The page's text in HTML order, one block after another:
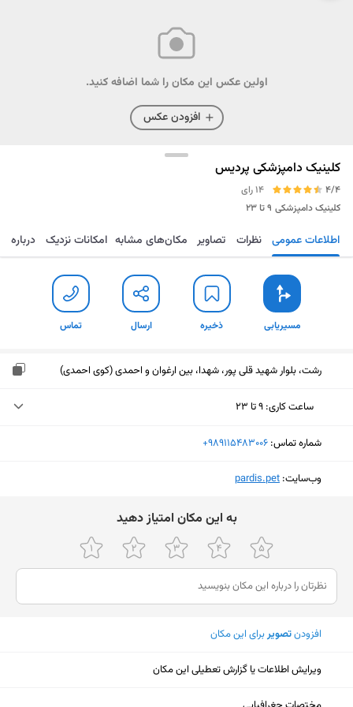
اولین عکس این مکان را شما اضافه کنید.
افزودن عکس
کلینیک دامپزشکی پردیس
4/4
14 رای
کلینیک دامپزشکی ۹ تا ۲۳
مسیریابی ذخیره ارسال تماس اطلاعات عمومی نظرات تصاویر مکان‌های مشابه امکانات نزدیک درباره
مسیریابی ذخیره ارسال تماس
رشت، بلوار شهید قلی پور، شهدا، بین ارغوان و احمدی (کوی احمدی)
ساعت کاری: ۹ تا ۲۳
یکشنبه (امروز)
پنجشنبه
۹ تا ۲۳
جمعه
۶ تا ۲۱
شنبه
شماره تماس: ‎+989115483006
وب‌سایت: ‎pardis.pet
ﺑﻪ اﯾﻦ ﻣﮑﺎن اﻣﺘﯿﺎز دﻫﯿﺪ
افزودنتصویربرای این مکان
ویرایش اطلاعات یا گزارش تعطیلی این مکان